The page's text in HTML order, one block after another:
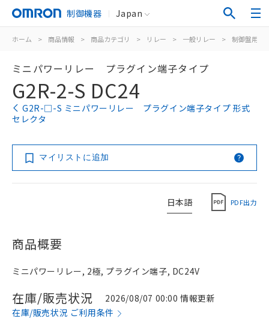
制御機器 Japan
ホーム > 商品情報 > 商品カテゴリ > リレー > 一般リレー > 制御盤用
ミニパワーリレー プラグイン端子タイプ
G2R-2-S DC24
G2R-□-S ミニパワーリレー プラグイン端子タイプ 形式
セレクタ
マイリストに追加
日本語 PDF出力
商品概要
ミニパワーリレー, 2極, プラグイン端子, DC24V
在庫/販売状況
2026/08/07 00:00 情報更新
在庫/販売状況 ご利用条件